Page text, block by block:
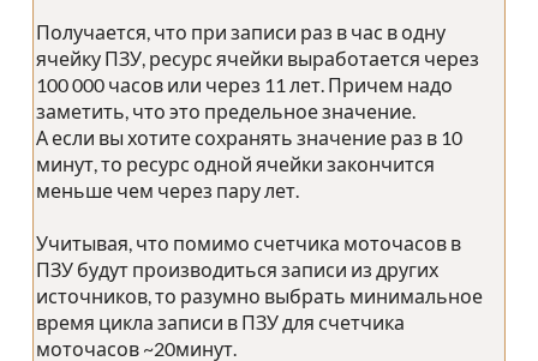
Получается, что при записи раз в час в одну
ячейку ПЗУ, ресурс ячейки выработается через
100 000 часов или через 11 лет. Причем надо
заметить, что это предельное значение.
А если вы хотите сохранять значение раз в 10
минут, то ресурс одной ячейки закончится
меньше чем через пару лет.
Учитывая, что помимо счетчика моточасов в
ПЗУ будут производиться записи из других
источников, то разумно выбрать минимальное
время цикла записи в ПЗУ для счетчика
моточасов ~20минут.